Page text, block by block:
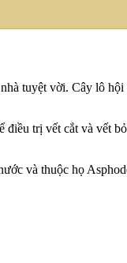
tuyệt vời. Cây lô
trị vết cắt và vết
và thuộc họ